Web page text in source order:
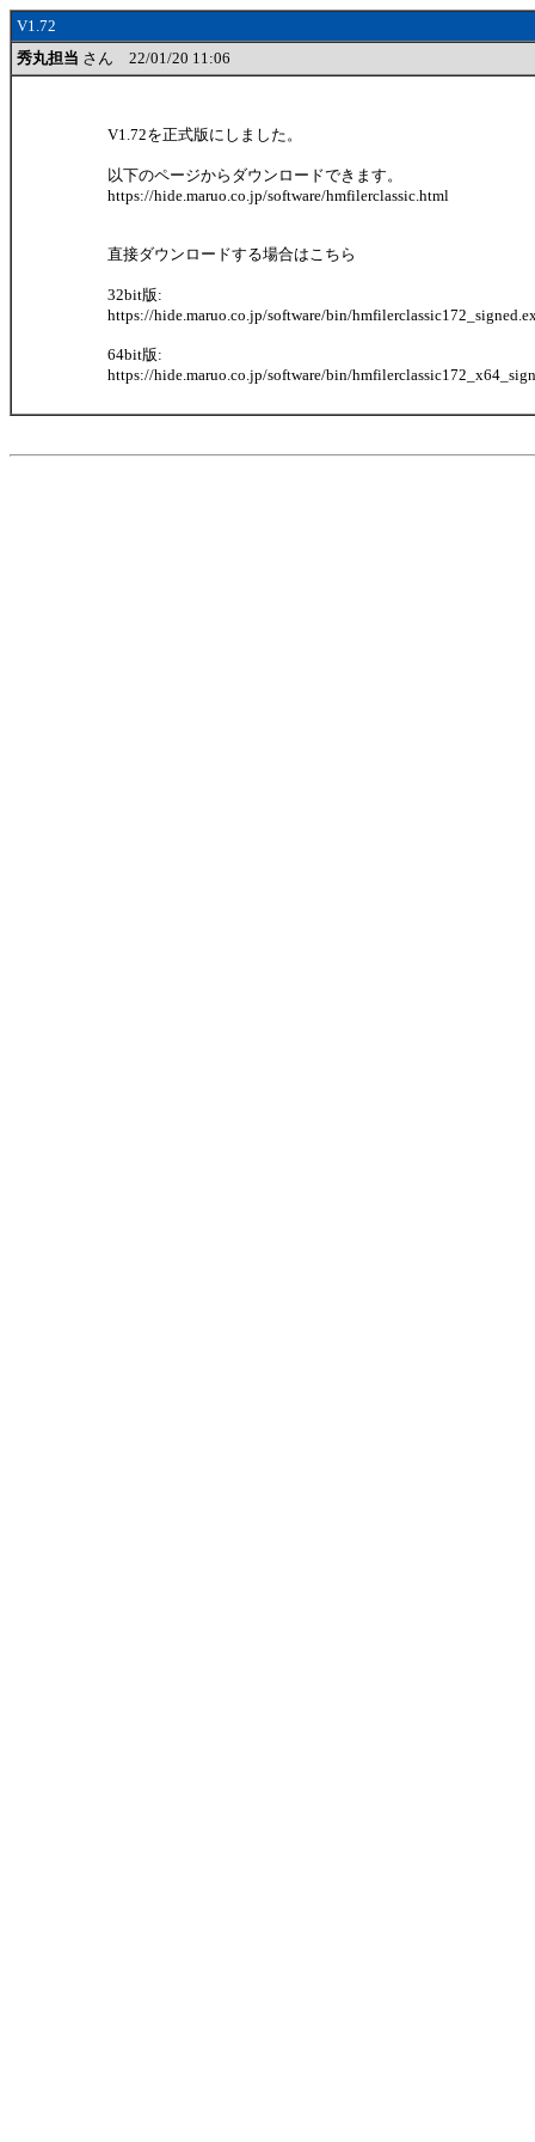
V1.72
秀丸担当 さん 22/01/20 11:06
V1.72を正式版にしました。
以下のページからダウンロードできます。
https://hide.maruo.co.jp/software/hmfilerclassic.html
直接ダウンロードする場合はこちら
32bit版:
https://hide.maruo.co.jp/software/bin/
64bit版:
https://hide.maruo.co.jp/software/bin/